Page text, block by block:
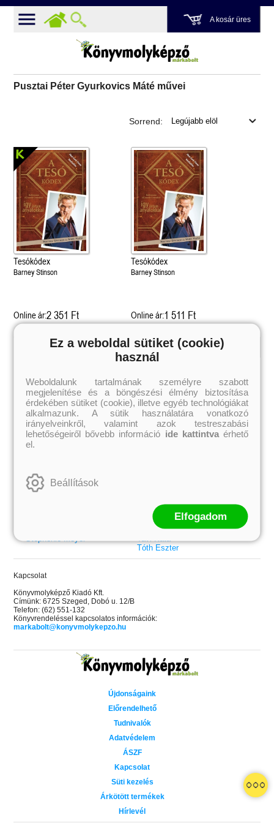
A kosár üres
Pusztai Péter Gyurkovics Máté művei
Grace and Glory - Kegyelem és
Különleges éldekorált kiadás!
Bad Girl Reputation
Sorrend:
Tesókódex
Barney Stinson
Online ár:2 351 Ft
Tesókódex
Barney Stinson
Online ár:1 511 Ft
Külföldiek
Brigid Kemmerer
Cassandra Clare
Colleen Hoover
Elle Kennedy
Erin Watt
Holly Webb
Jeff Kinney
Leigh Bardugo
Maggie Stiefvater
Penelope Ward
Stephenie Meyer
Magyarok
Ashley Carrigan
Benina
Bessenyei Gábor
Bodor Attila
Böszörményi Gyula
Cselenyák Imre
Rácz-Stefán Tibor
Róbert Katalin
Spirit Bliss
Szélesi Sándor
Tavi Kata
Tóth Eszter
Kapcsolat
Könyvmolyképző Kiadó Kft.
Címünk: 6725 Szeged, Dobó u. 12/B
Telefon: (62) 551-132
Könyvrendeléssel kapcsolatos információk:
markabolt@konyvmolykepzo.hu
Újdonságaink
Előrendelhető
Tudnivalók
Adatvédelem
ÁSZF
Kapcsolat
Süti kezelés
Árkötött termékek
Hírlevél
Ez a weboldal sütiket (cookie)
használ
Weboldalunk tartalmának személyre szabott
megjelenítése és a böngészési élmény biztosítása
érdekében sütiket (cookie), illetve egyéb technológiákat
alkalmazunk. A sütik használatára vonatkozó
irányelveinkről, valamint azok testreszabási
lehetőségeiről bővebb információ ide kattintvaérhető
el.
Beállítások
Elfogadom